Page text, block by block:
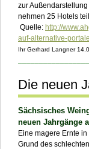
zur
nehmen 25 Hotels teil.
Quelle: http://
auf-alternative-
Ihr Gerhard Langner
Die neuen
Sächsisches
neuen Jahrgänge
Eine magere Ernte
Grund des